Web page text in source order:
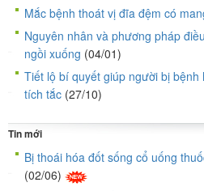
Mắc bệnh thoát vị đĩa đệm có
Nguyên nhân và phương pháp
ngồi xuống (04/01)
Tiết lộ bí quyết giúp người bị
tích tắc (27/10)
Tin mới
Bị thoái hóa đốt sống cổ uống
(02/06)